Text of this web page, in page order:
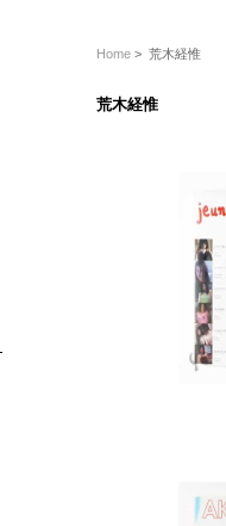
Home > 荒木経惟
荒木経惟